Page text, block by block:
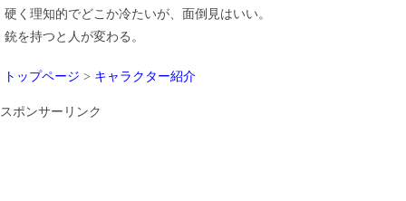
硬く理知的でどこか冷たいが、面倒見はいい。
銃を持つと人が変わる。
トップページ > キャラクター紹介
スポンサーリンク